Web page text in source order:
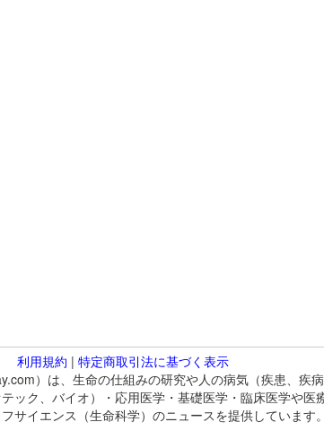
利用規約 | 特定商取引法に基づく表示
）は、生命の仕組みの研究や人の病気（疾患、疾
ック、バイオ）・応用医学・基礎医学・臨床医学や
サイエンス（生命科学）のニュースを提供しています